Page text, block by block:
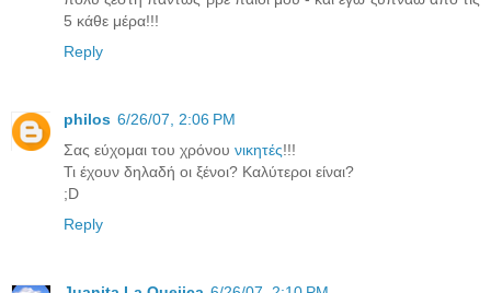
5 κάθε μέρα!!!
Reply
philos 6/26/07, 2:06 PM
Σας εύχομαι του χρόνου νικητές!!!
Τι έχουν δηλαδή οι ξένοι? Καλύτεροι είναι?
;D
Reply